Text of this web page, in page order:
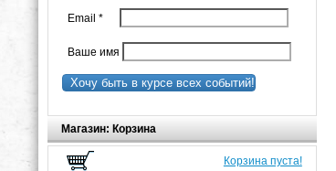
Email *
Ваше имя
Хочу быть в курсе всех событий!
Магазин: Корзина
Корзина пуста!